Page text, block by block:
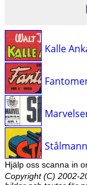
Kalle
Hjälp oss scanna in
Copyright (C) 2002-